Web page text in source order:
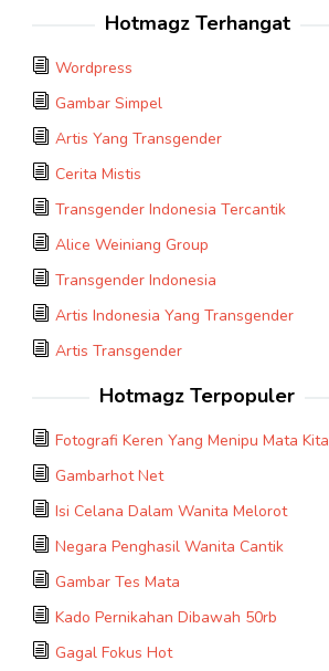
Hotmagz Terhangat
Wordpress
Gambar Simpel
Artis Yang Transgender
Cerita Mistis
Transgender Indonesia Tercantik
Alice Weiniang Group
Transgender Indonesia
Artis Indonesia Yang Transgender
Artis Transgender
Hotmagz Terpopuler
Fotografi Keren Yang Menipu Mata Kita
Gambarhot Net
Isi Celana Dalam Wanita Melorot
Negara Penghasil Wanita Cantik
Gambar Tes Mata
Kado Pernikahan Dibawah 50rb
Gagal Fokus Hot